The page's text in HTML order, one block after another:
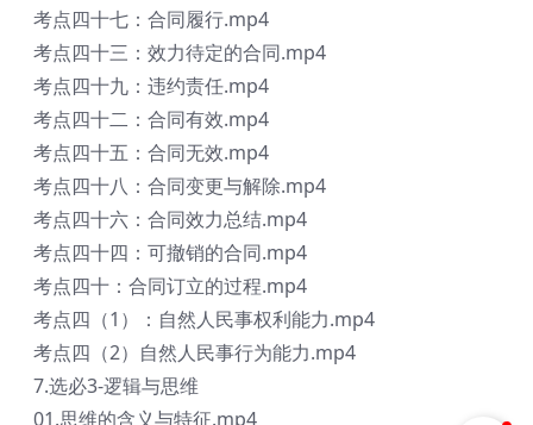
考点四十七：合同履行.mp4
考点四十三：效力待定的合同.mp4
考点四十九：违约责任.mp4
考点四十二：合同有效.mp4
考点四十五：合同无效.mp4
考点四十八：合同变更与解除.mp4
考点四十六：合同效力总结.mp4
考点四十四：可撤销的合同.mp4
考点四十：合同订立的过程.mp4
考点四（1）：自然人民事权利能力.mp4
考点四（2）自然人民事行为能力.mp4
7.选必3-逻辑与思维
01.思维的含义与特征.mp4